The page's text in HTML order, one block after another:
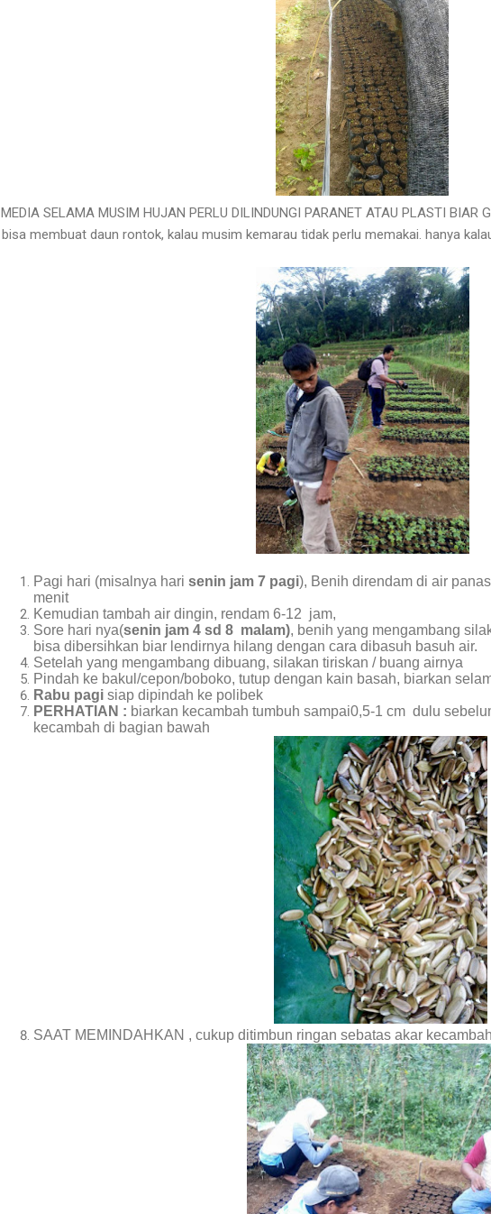
MEDIA SELAMA MUSIM HUJAN PERLU DILINDUNGI PARANET ATAU PLASTI BIAR
bisa membuat daun rontok, kalau musim kemarau tidak perlu memakai. hanya
Pagi hari (misalnya hari senin jam 7 pagi), Benih direndam di air
menit
Kemudian tambah air dingin, rendam 6-12 jam,
Sore hari nya(senin jam 4 sd 8 malam), benih yang mengambang
bisa dibersihkan biar lendirnya hilang dengan cara dibasuh basuh air.
Setelah yang mengambang dibuang, silakan tiriskan / buang airnya
Pindah ke bakul/cepon/boboko, tutup dengan kain basah, biarkan
Rabu pagi siap dipindah ke polibek
PERHATIAN : biarkan kecambah tumbuh sampai0,5-1 cm dulu
kecambah di bagian bawah
SAAT MEMINDAHKAN , cukup ditimbun ringan sebatas akar kecambah